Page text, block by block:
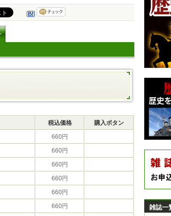
税込価格
購入ボタン
660円
660円
660円
660円
660円
660円
雑誌一